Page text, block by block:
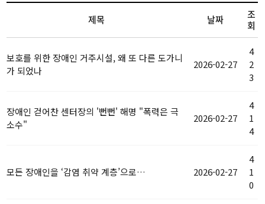
제목 날짜
조
회
보호를 위한 장애인 거주시설, 왜 또 다른 도가니
가 되었나
2026-02-27
4
2
3
장애인 걷어찬 센터장의 '뻔뻔' 해명 "폭력은 극
소수"
2026-02-27
4
1
4
모든 장애인을 ‘감염 취약 계층’으로… 2026-02-27
4
1
0